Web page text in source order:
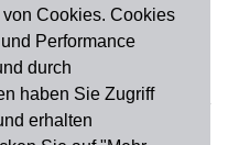
Cookies. Cookies
Performance
durch
haben Sie Zugriff
erhalten